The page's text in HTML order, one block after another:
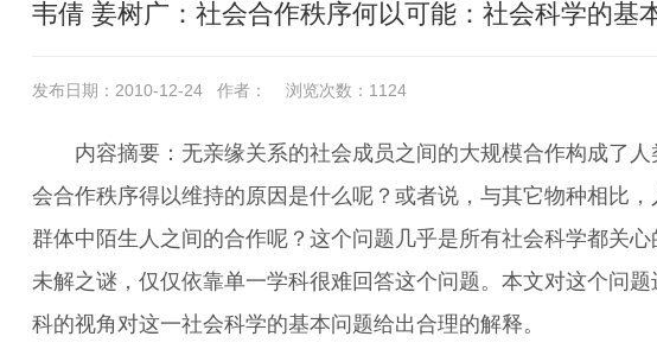
韦倩 姜树广：社会合作秩序何以可能：社会科学的基
发布日期：2010-12-24 作者： 浏览次数： 1124
内容摘要 ：无亲缘关系的社会成员之间的大规模合作构成了
会合作秩序得以维持的原因是什么呢？或者说，与其它物种相比
群体中陌生人之间的合作呢？这个问题几乎是所有社会科学都关
未解之谜，仅仅依靠单一学科很难回答这个问题。本文对这个问
科的视角对这一社会科学的基本问题给出合理的解释。